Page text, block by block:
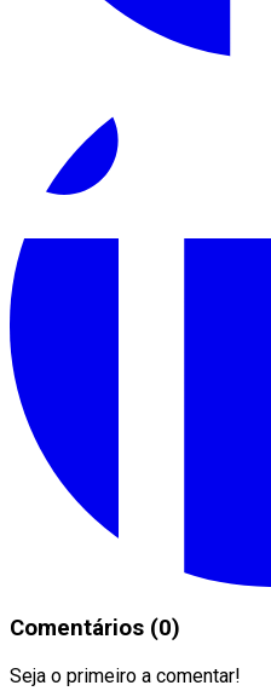
Comentários (0)
Seja o primeiro a comentar!